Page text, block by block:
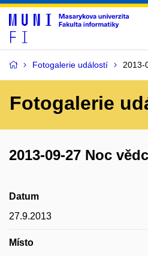
Fotogalerie událostí 2013-
Fotogalerie
2013-09-27 Noc
Datum
27.9.2013
Místo